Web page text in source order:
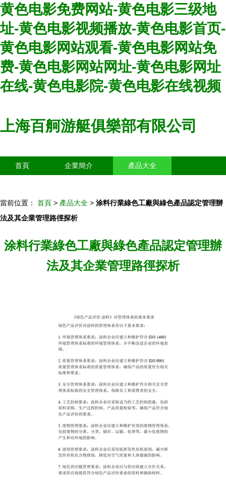
黄色电影免费网站-黄色电影三级地
址-黄色电影视频播放-黄色电影首页-
黄色电影网站观看-黄色电影网站免
费-黄色电影网站网址-黄色电影网址
在线-黄色电影院-黄色电影在线视频
上海百舸游艇俱樂部有限公司
首頁 企業簡介 產品大全
當前位置： 首頁 > 產品大全 > 涂料行業綠色工廠與綠色產品認定管理辦
法及其企業管理路徑探析
涂料行業綠色工廠與綠色產品認定管理辦
法及其企業管理路徑探析